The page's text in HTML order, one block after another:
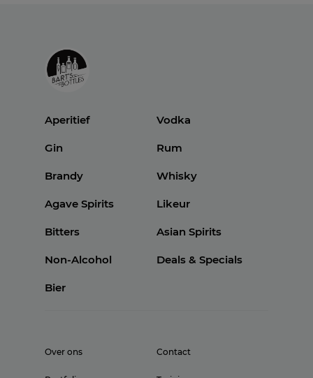
Aperitief Vodka
Gin Rum
Brandy Whisky
Agave Spirits Likeur
Bitters Asian Spirits
Non-Alcohol Deals & Specials
Bier
Over ons Contact